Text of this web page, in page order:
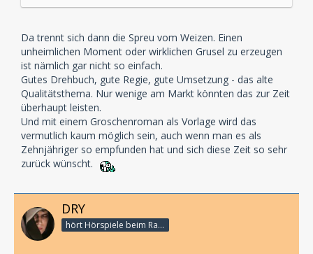
Da trennt sich dann die Spreu vom Weizen. Einen
unheimlichen Moment oder wirklichen Grusel zu erzeugen
ist nämlich gar nicht so einfach.
Gutes Drehbuch, gute Regie, gute Umsetzung - das alte
Qualitätsthema. Nur wenige am Markt könnten das zur Zeit
überhaupt leisten.
Und mit einem Groschenroman als Vorlage wird das
vermutlich kaum möglich sein, auch wenn man es als
Zehnjähriger so empfunden hat und sich diese Zeit so sehr
zurück wünscht.
DRY
hört Hörspiele beim Rasenmähen